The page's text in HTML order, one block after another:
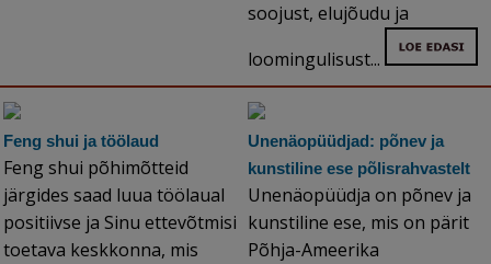
soojust, elujõudu ja
loomingulisust...
Feng shui ja töölaud
Feng shui põhimõtteid
järgides saad luua töölaual
positiivse ja Sinu ettevõtmisi
toetava keskkonna, mis
Unenäopüüdjad: põnev ja
kunstiline ese põlisrahvastelt
Unenäopüüdja on põnev ja
kunstiline ese, mis on pärit
Põhja-Ameerika